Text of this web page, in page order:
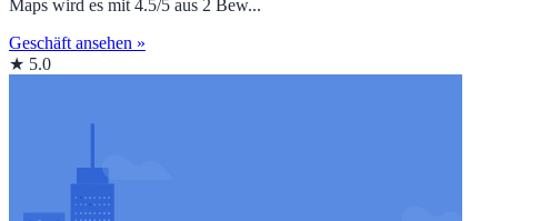
Maps wird es mit 4.5/5 aus 2 Bew...
Geschäft ansehen »
★ 5.0